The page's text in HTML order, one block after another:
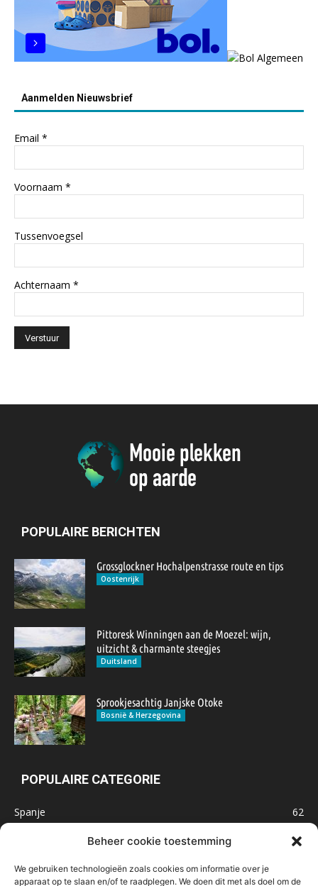
Beheer cookie toestemming
We gebruiken technologieën zoals cookies om informatie over je
apparaat op te slaan en/of te raadplegen. We doen dit met als doel om de
Aanmelden Nieuwsbrief
Email *
Voornaam *
Tussenvoegsel
Achternaam *
POPULAIRE BERICHTEN
Grossglockner Hochalpenstrasse route en tips
Oostenrijk
Pittoresk Winningen aan de Moezel: wijn,
uitzicht & charmante steegjes
Duitsland
Sprookjesachtig Janjske Otoke
Bosnië & Herzegovina
POPULAIRE CATEGORIE
Spanje
62
47
Marokko
32